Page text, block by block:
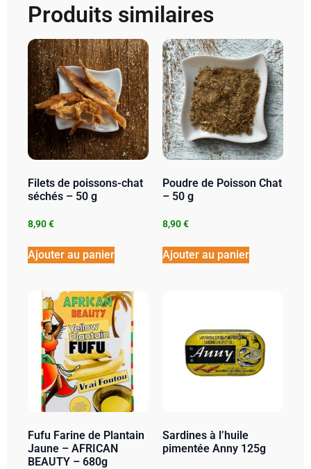
Produits similaires
Filets de poissons-chat
séchés – 50 g
8,90€
Ajouter au panier
Poudre de Poisson Chat
– 50 g
8,90€
Ajouter au panier
Fufu Farine de Plantain
Jaune – AFRICAN
BEAUTY – 680g
Sardines à l’huile
pimentée Anny 125g